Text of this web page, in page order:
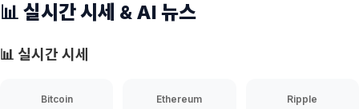
📊 실시간 시세 & AI 뉴스
📊 실시간 시세
Bitcoin Ethereum Ripple